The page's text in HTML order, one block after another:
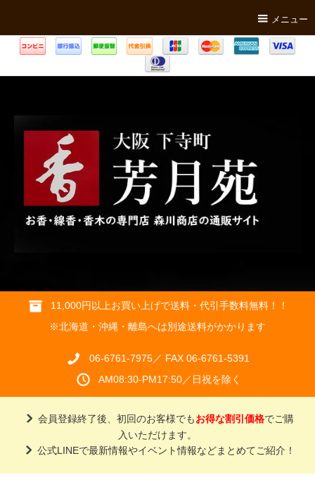
メニュー
11,000円以上お買い上げで送料・代引手数料無料！！
※北海道・沖縄・離島へは別途送料がかかります
06-6761-7975／ FAX 06-6761-5391
AM08:30-PM17:50／日祝を除く
会員登録終了後、初回のお客様でもお得な割引価格でご購
入いただけます。
公式LINEで最新情報やイベント情報などまとめてご紹介！